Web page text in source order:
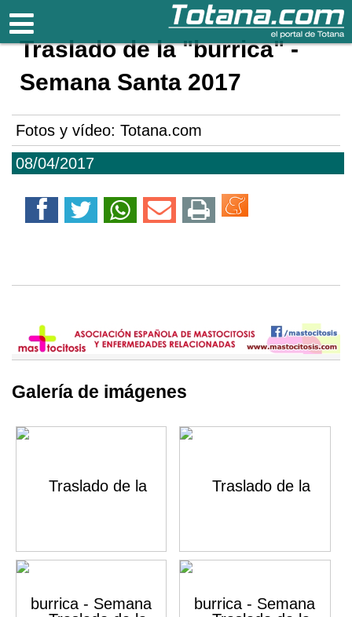
Totana.com
08/04/2017
Traslado de la "burrica" -
Semana Santa 2017
Fotos y vídeo: Totana.com
Galería de imágenes